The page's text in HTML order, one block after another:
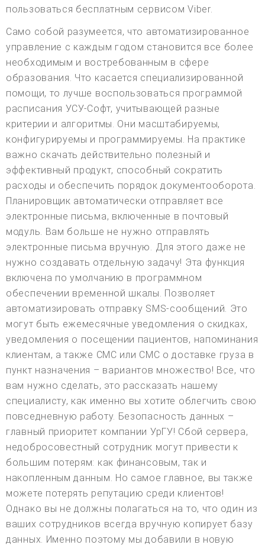
пользоваться бесплатным сервисом Viber.
Само собой разумеется, что автоматизированное
управление с каждым годом становится все более
необходимым и востребованным в сфере
образования. Что касается специализированной
помощи, то лучше воспользоваться программой
расписания УСУ-Софт, учитывающей разные
критерии и алгоритмы. Они масштабируемы,
конфигурируемы и программируемы. На практике
важно скачать действительно полезный и
эффективный продукт, способный сократить
расходы и обеспечить порядок документооборота.
Планировщик автоматически отправляет все
электронные письма, включенные в почтовый
модуль. Вам больше не нужно отправлять
электронные письма вручную. Для этого даже не
нужно создавать отдельную задачу! Эта функция
включена по умолчанию в программном
обеспечении временной шкалы. Позволяет
автоматизировать отправку SMS-сообщений. Это
могут быть ежемесячные уведомления о скидках,
уведомления о посещении пациентов, напоминания
клиентам, а также СМС или СМС о доставке груза в
пункт назначения – вариантов множество! Все, что
вам нужно сделать, это рассказать нашему
специалисту, как именно вы хотите облегчить свою
повседневную работу. Безопасность данных –
главный приоритет компании УрГУ! Сбой сервера,
недобросовестный сотрудник могут привести к
большим потерям: как финансовым, так и
накопленным данным. Но самое главное, вы также
можете потерять репутацию среди клиентов!
Однако вы не должны полагаться на то, что один из
ваших сотрудников всегда вручную копирует базу
данных. Именно поэтому мы добавили в новую